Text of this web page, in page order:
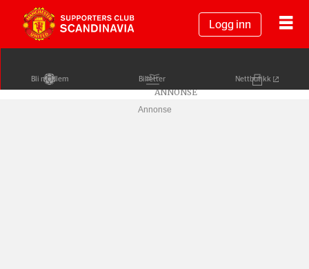
Logg inn
Bli medlem Billetter Nettbutikk
Annonse